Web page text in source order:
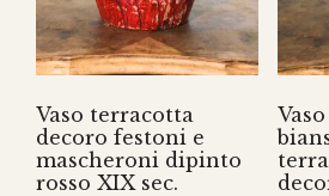
Vaso terracotta
decoro festoni e
mascheroni dipinto
rosso XIX sec.